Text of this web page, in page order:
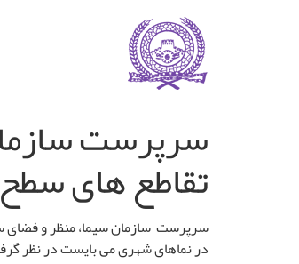
سرپرست
تقاطع های
سرپرست سازمان سیما، منظر و فضای
در نماهای شهری می بایست در نظر